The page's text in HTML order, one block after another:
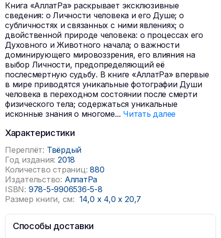
Книга «АллатРа» раскрывает эксклюзивные
сведения: о Личности человека и его Душе; о
субличностях и связанных с ними явлениях; о
двойственной природе человека: о процессах его
Духовного и Животного начала; о важности
доминирующего мировоззрения, его влияния на
выбор Личности, предопределяющий её
послесмертную судьбу. В книге «АллатРа» впервые
в мире приводятся уникальные фотографии Души
человека в переходном состоянии после смерти
физического тела; содержаться уникальные
исконные знания о многоме... Читать далее
Характеристики
Переплёт: Твёрдый
Год издания: 2018
Количество страниц: 880
Издательство: АллатРа
ISBN: 978-5-9906536-5-8
Размер книги, см: 14,0 x 4,0x 20,7
Способы доставки